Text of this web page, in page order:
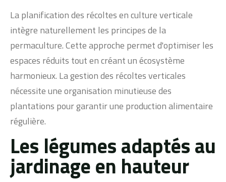
La planification des récoltes en culture verticale
intègre naturellement les principes de la
permaculture. Cette approche permet d'optimiser les
espaces réduits tout en créant un écosystème
harmonieux. La gestion des récoltes verticales
nécessite une organisation minutieuse des
plantations pour garantir une production alimentaire
régulière.
Les légumes adaptés au
jardinage en hauteur